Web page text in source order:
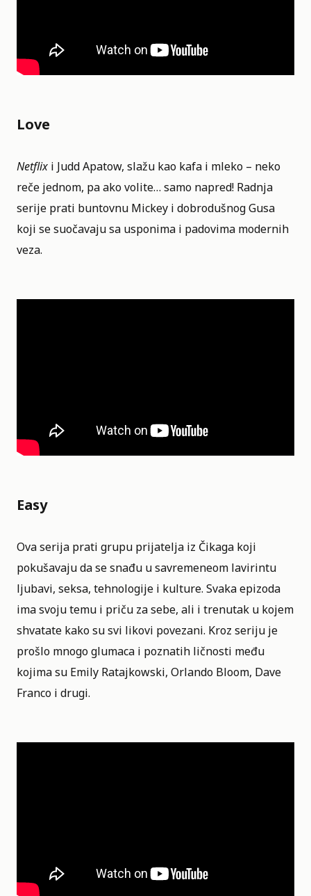
Love
Netflix i Judd Apatow, slažu kao kafa i mleko – neko
reče jednom, pa ako volite… samo napred! Radnja
serije prati buntovnu Mickey i dobrodušnog Gusa
koji se suočavaju sa usponima i padovima modernih
veza.
Easy
Ova serija prati grupu prijatelja iz Čikaga koji
pokušavaju da se snađu u savremeneom lavirintu
ljubavi, seksa, tehnologije i kulture. Svaka epizoda
ima svoju temu i priču za sebe, ali i trenutak u kojem
shvatate kako su svi likovi povezani. Kroz seriju je
prošlo mnogo glumaca i poznatih ličnosti među
kojima su Emily Ratajkowski, Orlando Bloom, Dave
Franco i drugi.